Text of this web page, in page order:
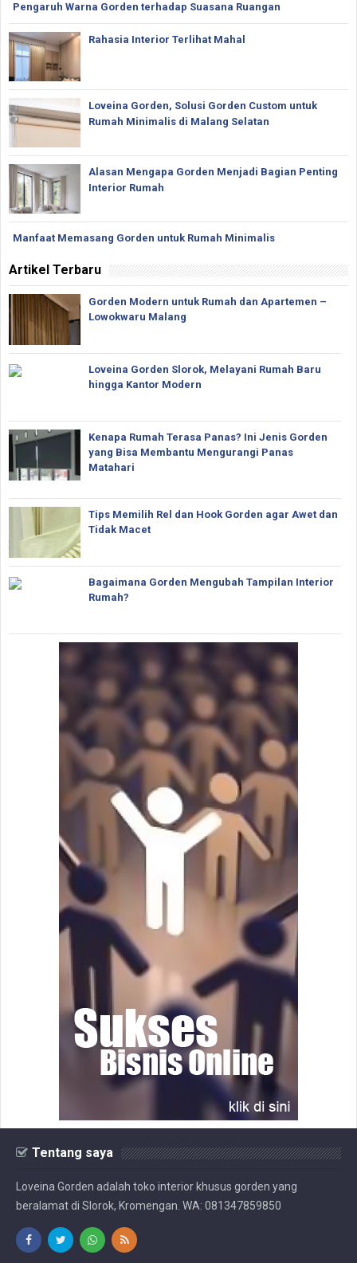
Pengaruh Warna Gorden terhadap Suasana Ruangan
Rahasia Interior Terlihat Mahal
Loveina Gorden, Solusi Gorden Custom untuk
Rumah Minimalis di Malang Selatan
Alasan Mengapa Gorden Menjadi Bagian Penting
Interior Rumah
Manfaat Memasang Gorden untuk Rumah Minimalis
Artikel Terbaru
Gorden Modern untuk Rumah dan Apartemen –
Lowokwaru Malang
Loveina Gorden Slorok, Melayani Rumah Baru
hingga Kantor Modern
Kenapa Rumah Terasa Panas? Ini Jenis Gorden
yang Bisa Membantu Mengurangi Panas
Matahari
Tips Memilih Rel dan Hook Gorden agar Awet dan
Tidak Macet
Bagaimana Gorden Mengubah Tampilan Interior
Rumah?
Tentang saya
Loveina Gorden adalah toko interior khusus gorden yang
beralamat di Slorok, Kromengan. WA: 081347859850